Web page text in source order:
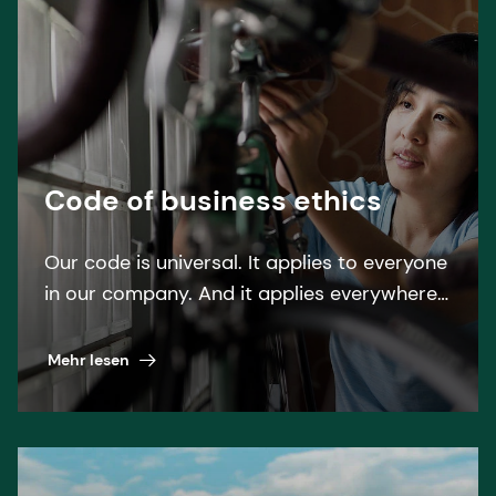
Code of business ethics
Our code is universal. It applies to everyone
in our company. And it applies everywhere.
Read more about dsm-firmenich''s Code of
Business Ethics.
Mehr lesen